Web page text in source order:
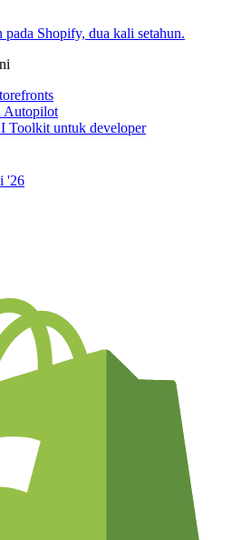
pada Shopify, dua kali setahun.
Autopilot
Toolkit untuk developer
'26